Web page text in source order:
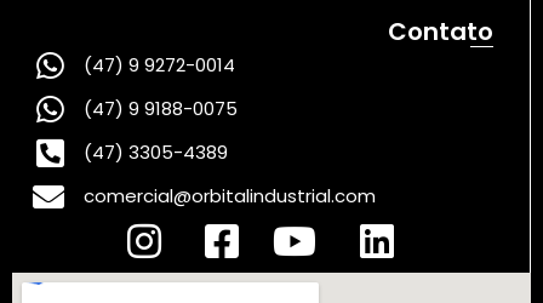
Contato
(47) 9 9272-0014
(47) 9 9188-0075
(47) 3305-4389
comercial@orbitalindustrial.com